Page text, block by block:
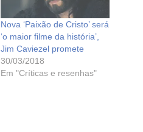
Nova ‘Paixão de Cristo’ será
‘o maior filme da história’,
Jim Caviezel promete
30/03/2018
Em "Críticas e resenhas"